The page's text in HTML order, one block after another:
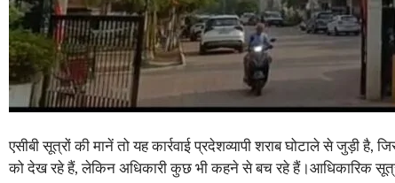
एसीबी सूत्रों की मानें तो यह कार्रवाई प्रदेशव्यापी शराब घोटाले से
को देख रहे हैं, लेकिन अधिकारी कुछ भी कहने से बच रहे हैं।आधिकारिक